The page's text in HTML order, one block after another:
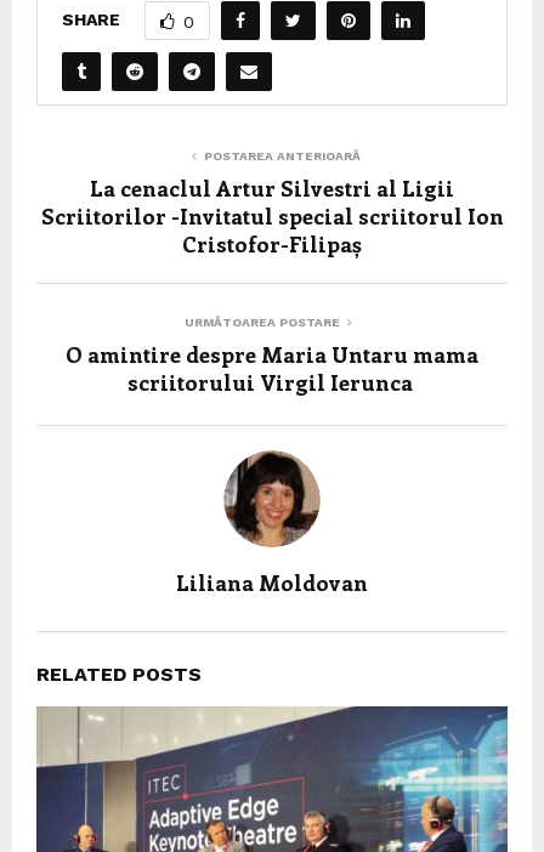
SHARE 0
POSTAREA ANTERIOARĂ
La cenaclul Artur Silvestri al Ligii
Scriitorilor -Invitatul special scriitorul Ion
Cristofor-Filipaș
URMĂTOAREA POSTARE
O amintire despre Maria Untaru mama
scriitorului Virgil Ierunca
Liliana Moldovan
RELATED POSTS